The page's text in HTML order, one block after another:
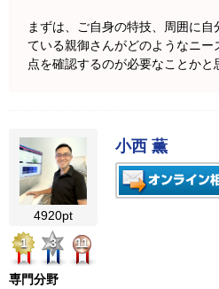
まずは、ご自身の特技、周囲に
ている親御さんがどのようなニー
点を確認するのが必要なことかと
4920pt
1
3 11
小西 薫
専門分野